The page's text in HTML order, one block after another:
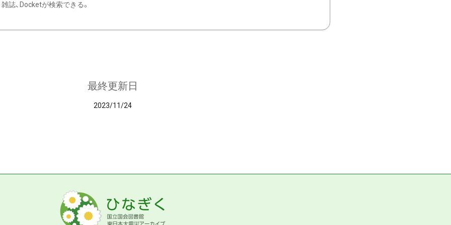
雑誌、Docketが検索できる。
最終更新日
2023/11/24